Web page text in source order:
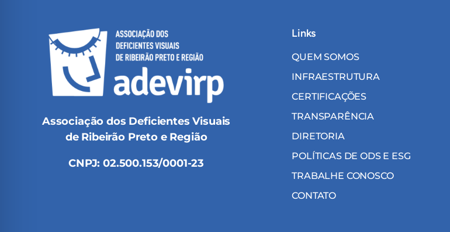
Associação dos Deficientes Visuais
de Ribeirão Preto e Região
CNPJ: 02.500.153/0001-23
Links
QUEM SOMOS
INFRAESTRUTURA
CERTIFICAÇÕES
TRANSPARÊNCIA
DIRETORIA
POLÍTICAS DE ODS E ESG
TRABALHE CONOSCO
CONTATO